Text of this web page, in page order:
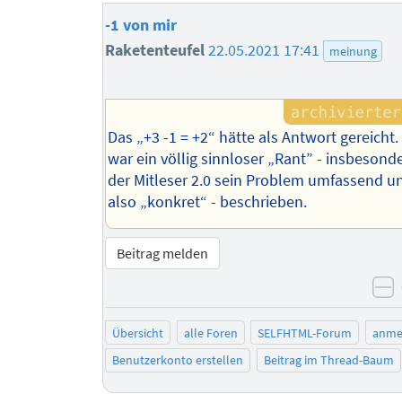
-1 von mir
Raketenteufel22.05.2021 17:41 meinung
Das „+3 -1 = +2“ hätte als Antwort gereicht.
war ein völlig sinnloser „Rant” -
der Mitleser 2.0 sein Problem umfassend
also „konkret“ - beschrieben.
Beitrag melden
Übersicht alle Foren SELFHTML-Forum
Benutzerkonto erstellen
Beitrag im Thread-Baum